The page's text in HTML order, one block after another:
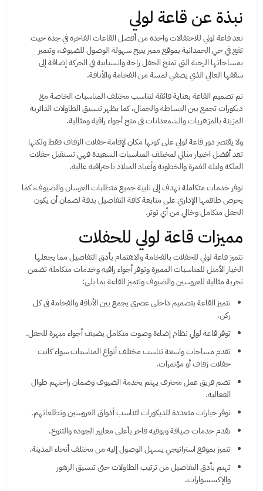
نبذة عن قاعة لولي
تعد قاعة لولي للاحتفالات واحدة من أفضل القاعات الفاخرة في جدة حيث
تقع في حي الحمدانية بموقع مميز يتيح سهولة الوصول للضيوف، وتتميز
بمساحاتها الرحبة التي تمنح الحفل راحة وانسيابية في الحركة إضافة إلى
سقفها العالي الذي يضفي لمسة من الفخامة والأناقة.
تم تصميم القاعة بعناية فائقة لتناسب مختلف المناسبات الخاصة مع
ديكورات تجمع بين البساطة والجمال، كما يظهر تنسيق الطاولات الدائرية
المزينة بالمزهريات والشمعدانات في منح أجواء راقية ومثالية.
ولا يقتصر دور قاعة لولي على كونها مكان لإقامة حفلات الزفاف فقط ولكنها
تعد أفضل اختيار مثالي لمختلف المناسبات السعيدة فهي تستقبل حفلات
الملكة وليلة الغمرة والخطوبة وأعياد الميلاد باحترافية عالية.
توفر خدمات متكاملة تهدف إلى تلبية جميع متطلبات العرسان والضيوف، كما
يحرص طاقمها الإداري على متابعة كافة التفاصيل بدقة لضمان أن يكون
الحفل متكامل وخالي من أي توتر.
مميزات قاعة لولي للحفلات
تتميز قاعة لولي للحفلات بالفخامة والاهتمام بأدق التفاصيل مما يجعلها
الخيار الأمثل للمناسبات المميزة وتوفر أجواء راقية وخدمات متكاملة تضمن
تجربة مثالية للعروسين والضيوف وتتميز القاعة بما يلي:
تتميز القاعة بتصميم داخلي عصري يجمع بين الأناقة والفخامة في كل
ركن.
توفر قاعة لولي نظام إضاءة وصوت متكامل يضيف أجواء مبهرة للحفل.
تقدم مساحات واسعة تناسب مختلف أنواع المناسبات سواء كانت
حفلات زفاف أو مؤتمرات.
تضم فريق عمل محترف يهتم بخدمة الضيوف وضمان راحتهم طوال
الفعالية.
توفر خيارات متعددة للديكورات لتناسب أذواق العروسين وتطلعاتهم.
تقدم خدمات ضيافة وبوفيه فاخر بأعلى معايير الجودة والتنوع.
تتميز بموقع استراتيجي يسهل الوصول إليه من مختلف أنحاء المدينة.
تهتم بأدق التفاصيل من ترتيب الطاولات حتى تنسيق الزهور
والإكسسوارات.